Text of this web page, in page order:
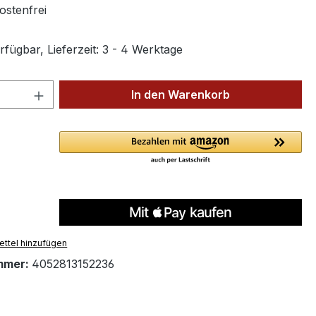
Lieferzeit: 3 - 4 Werktage
Anzahl: Gib den gewünschten Wert
In den Warenkorb
hinzufügen
4052813152236